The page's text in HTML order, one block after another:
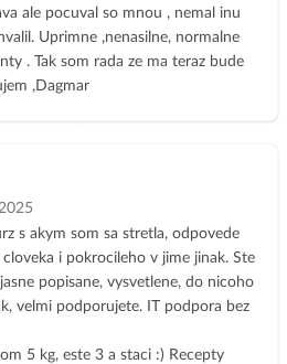
v kuchyni!!!!! Ne, čas se
Zpočátku dost stres, ale já
(možná i rozum). Tvoje Jak dál mě
představu.
mám!) jsem se naučila nejvíc v
balení). Už navěky trvalka. -
kombinace- -videa, -hódně
před JJ jsem měla jakž takž
o páteři a kloubech, takže změna
trvalé zahlenění, celkově jsem
chutná. Už když máčkám
Doufám, že časem zmizí záněty
hluboký obdiv a poklona, Ať se JJ
ale pocuval so mnou , nemal inu
Uprimne ,nenasilne, normalne
. Tak som rada ze ma teraz bude
,Dagmar
s akym som sa stretla, odpovede
i pokrocileho v jime jinak. Ste
popisane, vysvetlene, do nicoho
velmi podporujete. IT podpora bez
5 kg, este 3 a staci :) Recepty